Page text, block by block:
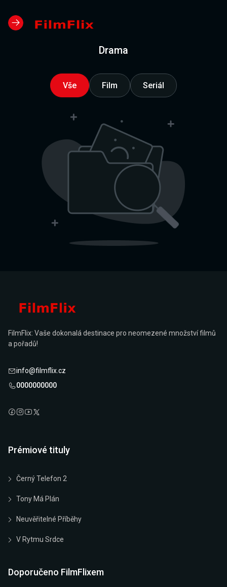
Drama
Vše Film Seriál
FilmFlix: Vaše dokonalá destinace pro neomezené množství filmů
a pořadů!
info@filmflix.cz
0000000000
Prémiové tituly
Černý Telefon 2
Tony Má Plán
Neuvěřitelné Příběhy
V Rytmu Srdce
Doporučeno FilmFlixem